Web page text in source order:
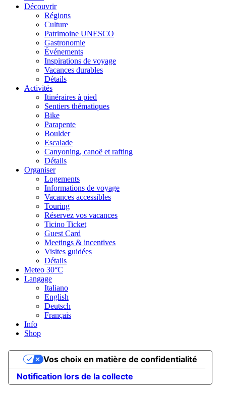
Découvrir
Régions
Culture
Patrimoine UNESCO
Gastronomie
Événements
Inspirations de voyage
Vacances durables
Détails
Activités
Itinéraires à pied
Sentiers thématiques
Bike
Parapente
Boulder
Escalade
Canyoning, canoë et rafting
Détails
Organiser
Logements
Informations de voyage
Vacances accessibles
Touring
Réservez vos vacances
Ticino Ticket
Guest Card
Meetings & incentives
Visites guidées
Détails
Meteo 30°C
Langage
Italiano
English
Deutsch
Français
Info
Shop
Notification lors de la collecte
Vos choix en matière de confidentialité